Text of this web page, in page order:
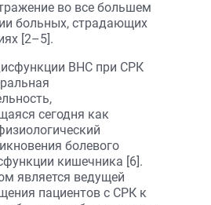
во все большем
больных, страдающих
[2–5].
ВНС при СРК
сегодня как
болевого
кишечника [6].
является ведущей
пациентов с СРК к